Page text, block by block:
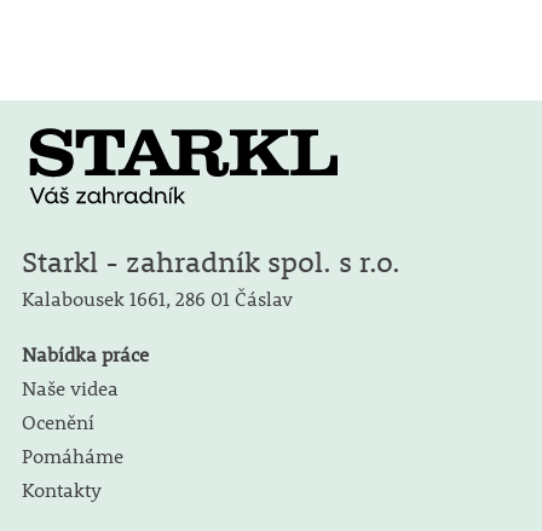
Starkl - zahradník spol. s r.o.
Kalabousek 1661, 286 01 Čáslav
Nabídka práce
Naše videa
Ocenění
Pomáháme
Kontakty